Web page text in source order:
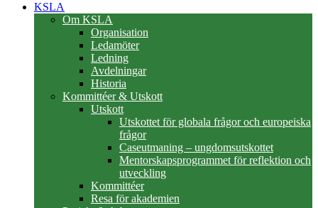
KSLA
Om KSLA
Organisation
Ledamöter
Ledning
Avdelningar
Historia
Kommittéer & Utskott
Utskott
Utskottet för globala frågor och europeiska
frågor
Caseutmaning – ungdomsutskottet
Mentorskapsprogrammet för reflektion och
utveckling
Kommittéer
Resa för akademien